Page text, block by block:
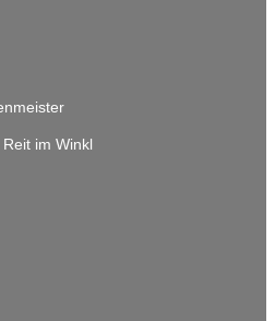
im Winkl